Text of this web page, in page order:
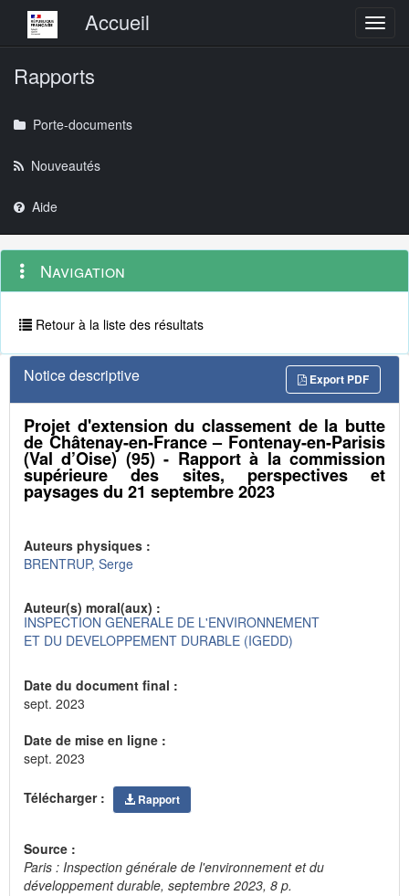
Menu principalAccueil
Rapports
Porte-documents
Nouveautés
Aide
Navigation
outils
Menu
contextuel
Navigation
Retour à la liste des résultats
Notice descriptive Export PDF
Projet d'extension du classement de la butte
de Châtenay-en-France – Fontenay-en-Parisis
(Val d’Oise) (95) - Rapport à la commission
supérieure des sites, perspectives et
paysages du 21 septembre 2023
Auteurs physiques :
BRENTRUP, Serge
Auteur(s) moral(aux) :
INSPECTION GENERALE DE L'ENVIRONNEMENT
ET DU DEVELOPPEMENT DURABLE (IGEDD)
Date du document final :
sept. 2023
Date de mise en ligne :
sept. 2023
Télécharger : Rapport
Source :
Paris : Inspection générale de l'environnement et du
développement durable, septembre 2023, 8 p.